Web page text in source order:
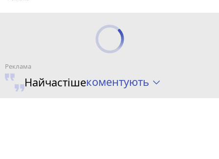
Найчастішекоментують